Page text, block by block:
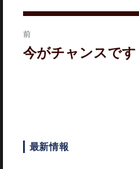
稿
ナ
ョ
前
前
の
今がチャンスです
最新情報